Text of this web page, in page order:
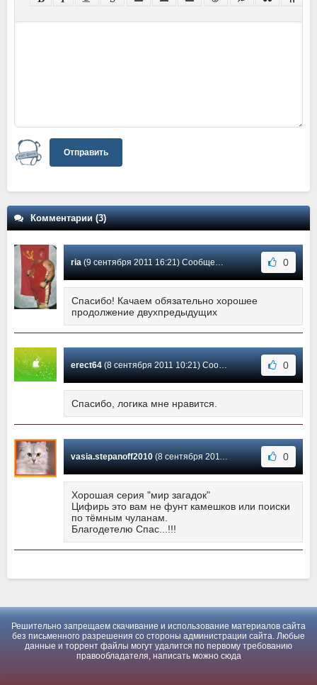
Отправить
Комментарии (3)
ria(9 сентября 2011 16:21) Сообщение #3 0
Спасибо! Качаем обязательно хорошее
продолжение двухпредыдущих
erect64(8 сентября 2011 10:21) Сообщение #2 0
Спасибо, логика мне нравится.
vasia.stepanoff2010(8 сентября 2011 02:01) Сообщение #1 0
Хорошая серия "мир загадок"
Цифирь это вам не фунт камешков или поиски
по тёмным чуланам.
Благодетелю Спас...!!!
Решительно запрещаем скачивание и использование материалов сайта
без письменного разрешения со стороны администрации сайта. Любые
данные и торрент файлы могут удалится по первому требованию
правообладателя, написать можно сюда